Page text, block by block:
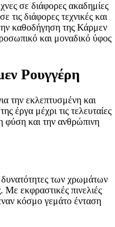
σε διάφορες ακαδημίες
τις διάφορες τεχνικές και
καθοδήγηση της Κάρμεν
και μοναδικό ύφος
Ρουγγέρη
την εκλεπτυσμένη και
έργα μέχρι τις τελευταίες
φύση και την ανθρώπινη
των χρωμάτων
εκφραστικές πινελιές
κόσμο γεμάτο ένταση